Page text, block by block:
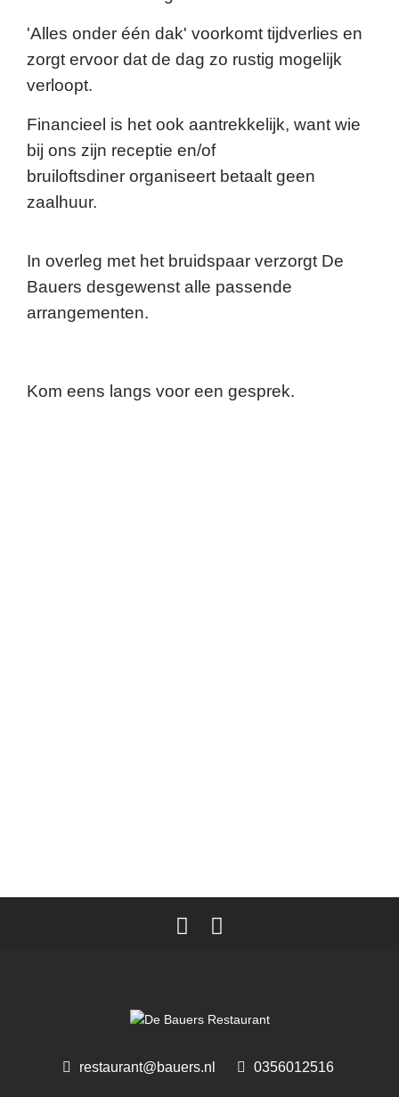
'Alles onder één dak' voorkomt tijdverlies en
zorgt ervoor dat de dag zo rustig mogelijk
verloopt.
Financieel is het ook aantrekkelijk, want wie
bij ons zijn receptie en/of
bruiloftsdiner organiseert betaalt geen
zaalhuur.
In overleg met het bruidspaar verzorgt De
Bauers desgewenst alle passende
arrangementen.
Kom eens langs voor een gesprek.
restaurant@bauers.nl 0356012516 ‎